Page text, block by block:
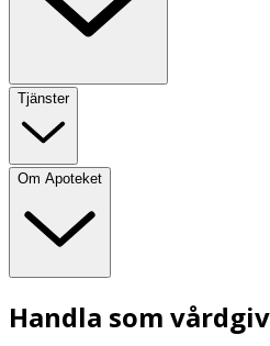
Tjänster
Om Apoteket
Handla som